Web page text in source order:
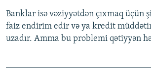
Banklar isə vəziyyətdən çıxmaq üçün
faiz endirim edir və ya kredit
uzadır. Amma bu problemi qətiyyən